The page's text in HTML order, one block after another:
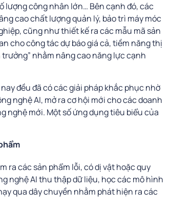
lượng công nhân lớn… Bên cạnh đó, các
cao chất lượng quản lý, bảo trì máy móc
cũng như thiết kế ra các mẫu mã sản
cho công tác dự báo giá cả, tiềm năng thị
nhằm nâng cao năng lực cạnh
đều đã có các giải pháp khắc phục nhờ
nghệ AI, mở ra cơ hội mới cho các doanh
nghệ mới. Một số ứng dụng tiêu biểu của
ra các sản phẩm lỗi, có dị vật hoặc quy
nghệ AI thu thập dữ liệu, học các mô hình
qua dây chuyền nhằm phát hiện ra các